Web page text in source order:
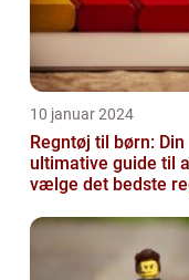
10 januar 2024
Regntøj til børn: Din
ultimative guide til
vælge det bedste